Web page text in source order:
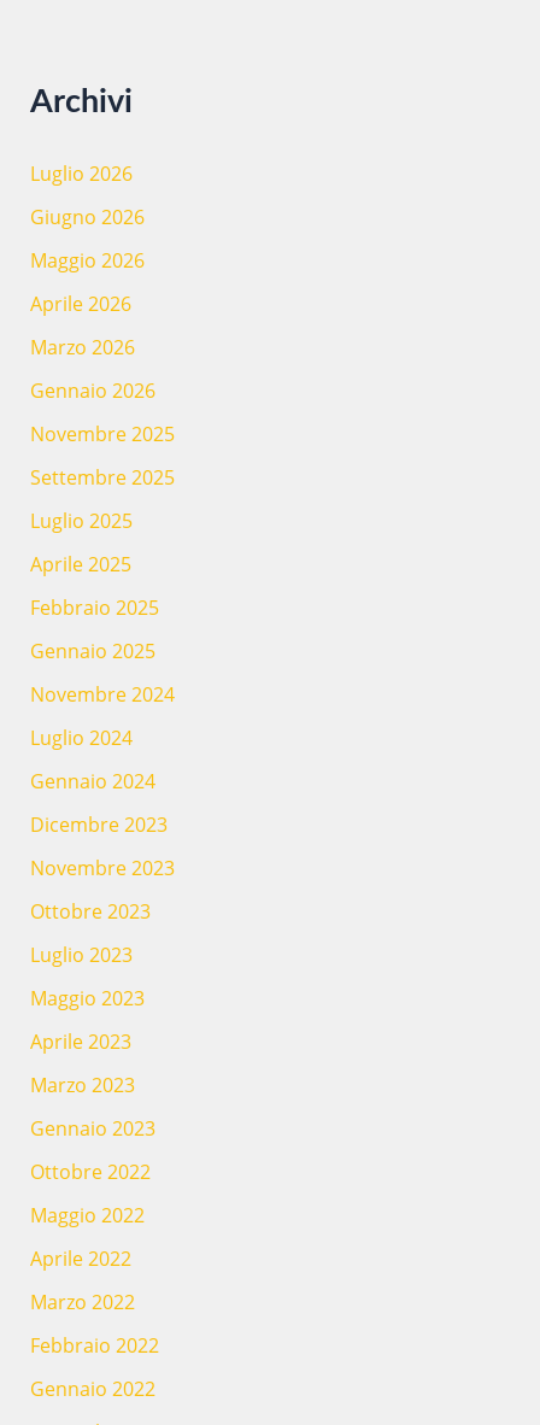
Archivi
Luglio 2026
Giugno 2026
Maggio 2026
Aprile 2026
Marzo 2026
Gennaio 2026
Novembre 2025
Settembre 2025
Luglio 2025
Aprile 2025
Febbraio 2025
Gennaio 2025
Novembre 2024
Luglio 2024
Gennaio 2024
Dicembre 2023
Novembre 2023
Ottobre 2023
Luglio 2023
Maggio 2023
Aprile 2023
Marzo 2023
Gennaio 2023
Ottobre 2022
Maggio 2022
Aprile 2022
Marzo 2022
Febbraio 2022
Gennaio 2022